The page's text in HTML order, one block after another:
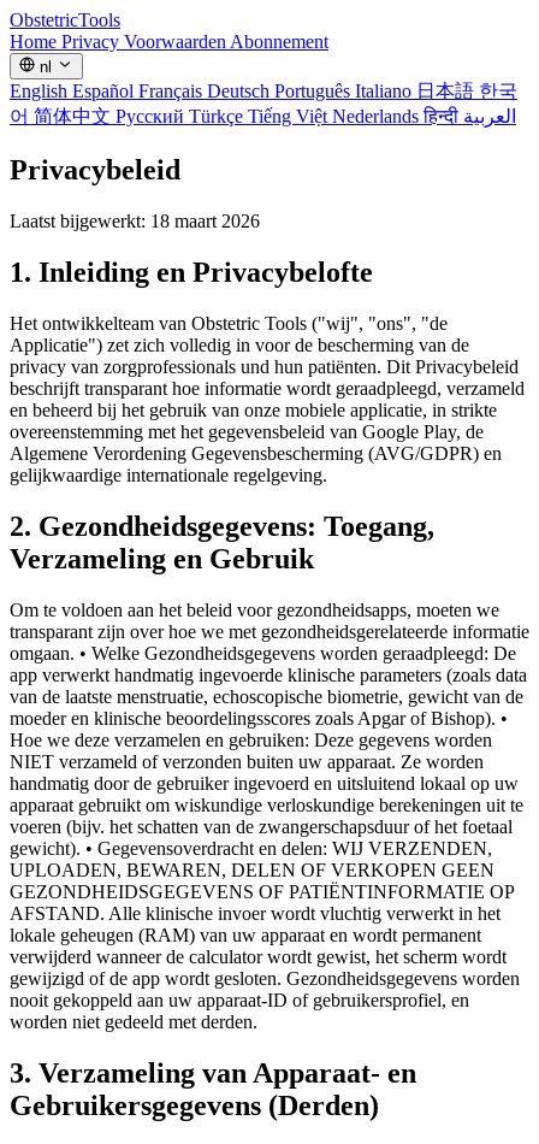
ObstetricTools
Home Privacy Voorwaarden Abonnement
nl
English Español Français Deutsch Português Italiano 日本語 한국
어 简体中文 Русский Türkçe Tiếng Việt Nederlandsहिन्दी العربية
Privacybeleid
Laatst bijgewerkt: 18 maart 2026
1. Inleiding en Privacybelofte
Het ontwikkelteam van Obstetric Tools ("wij", "ons", "de
Applicatie") zet zich volledig in voor de bescherming van de
privacy van zorgprofessionals und hun patiënten. Dit Privacybeleid
beschrijft transparant hoe informatie wordt geraadpleegd, verzameld
en beheerd bij het gebruik van onze mobiele applicatie, in strikte
overeenstemming met het gegevensbeleid van Google Play, de
Algemene Verordening Gegevensbescherming (AVG/GDPR) en
gelijkwaardige internationale regelgeving.
2. Gezondheidsgegevens: Toegang,
Verzameling en Gebruik
Om te voldoen aan het beleid voor gezondheidsapps, moeten we
transparant zijn over hoe we met gezondheidsgerelateerde informatie
omgaan. • Welke Gezondheidsgegevens worden geraadpleegd: De
app verwerkt handmatig ingevoerde klinische parameters (zoals data
van de laatste menstruatie, echoscopische biometrie, gewicht van de
moeder en klinische beoordelingsscores zoals Apgar of Bishop). •
Hoe we deze verzamelen en gebruiken: Deze gegevens worden
NIET verzameld of verzonden buiten uw apparaat. Ze worden
handmatig door de gebruiker ingevoerd en uitsluitend lokaal op uw
apparaat gebruikt om wiskundige verloskundige berekeningen uit te
voeren (bijv. het schatten van de zwangerschapsduur of het foetaal
gewicht). • Gegevensoverdracht en delen: WIJ VERZENDEN,
UPLOADEN, BEWAREN, DELEN OF VERKOPEN GEEN
GEZONDHEIDSGEGEVENS OF PATIËNTINFORMATIE OP
AFSTAND. Alle klinische invoer wordt vluchtig verwerkt in het
lokale geheugen (RAM) van uw apparaat en wordt permanent
verwijderd wanneer de calculator wordt gewist, het scherm wordt
gewijzigd of de app wordt gesloten. Gezondheidsgegevens worden
nooit gekoppeld aan uw apparaat-ID of gebruikersprofiel, en
worden niet gedeeld met derden.
3. Verzameling van Apparaat- en
Gebruikersgegevens (Derden)